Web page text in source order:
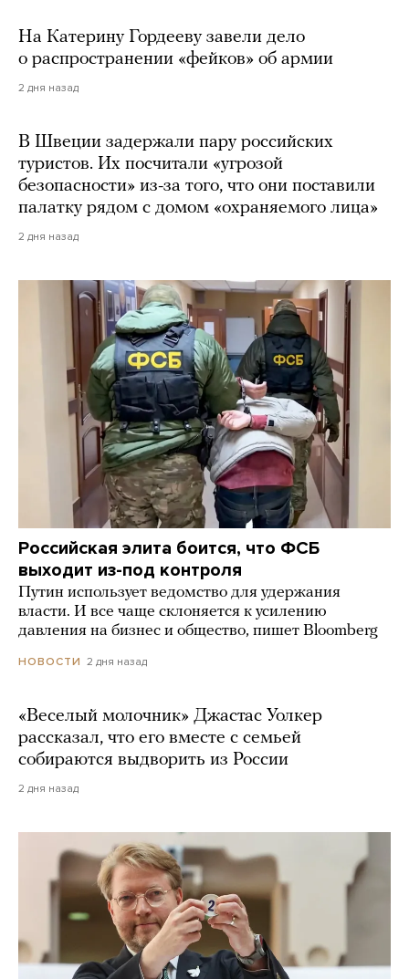
На Катерину Гордееву завели дело
о распространении «фейков» об армии
2 дня назад
В Швеции задержали пару российских
туристов. Их посчитали «угрозой
безопасности» из-за того, что они поставили
палатку рядом с домом «охраняемого лица»
2 дня назад
Российская элита боится, что ФСБ
выходит из-под контроля
Путин использует ведомство для удержания
власти. И все чаще склоняется к усилению
давления на бизнес и общество, пишет Bloomberg
НОВОСТИ 2 дня назад
«Веселый молочник» Джастас Уолкер
рассказал, что его вместе с семьей
собираются выдворить из России
2 дня назад